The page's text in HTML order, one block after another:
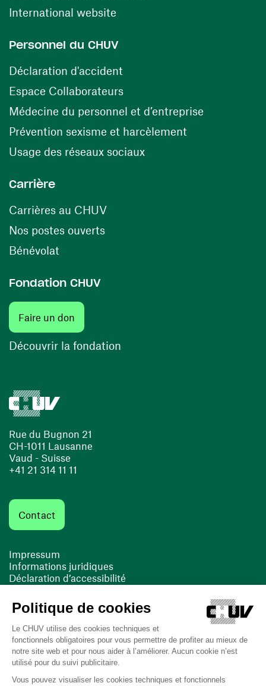
Rue du Bugnon 21
CH-1011 Lausanne
Vaud - Suisse
+41 21 314 11 11
Contact
Impressum
Informations juridiques
Déclaration d’accessibilité
Cookies
(opens in a new window)
International website
Personnel du CHUV
Déclaration d'accident
Espace Collaborateurs(opens in a new window)
Médecine du personnel et d’entreprise
Prévention sexisme et harcèlement
Usage des réseaux sociaux(opens in a new
Carrière
Carrières au CHUV(opens in a new window)
Nos postes ouverts(opens in a new window)
Bénévolat
Fondation CHUV
Faire un don
Découvrir la fondation